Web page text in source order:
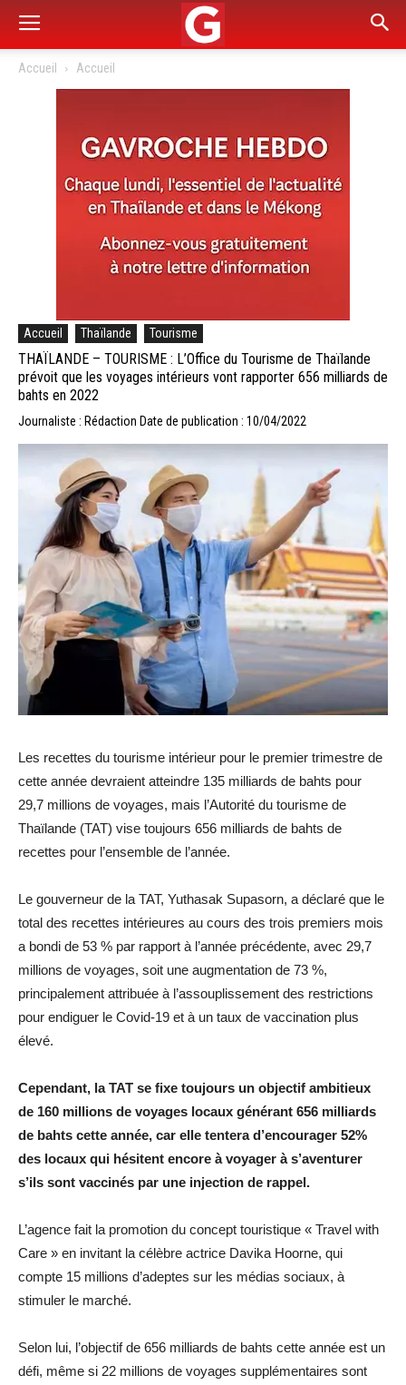
Accueil Accueil
Accueil Thaïlande Tourisme
THAÏLANDE – TOURISME : L’Office du Tourisme de Thaïlande
prévoit que les voyages intérieurs vont rapporter 656 milliards de
bahts en 2022
Journaliste : Rédaction Date de publication : 10/04/2022
Les recettes du tourisme intérieur pour le premier trimestre de
cette année devraient atteindre 135 milliards de bahts pour
29,7 millions de voyages, mais l’Autorité du tourisme de
Thaïlande (TAT) vise toujours 656 milliards de bahts de
recettes pour l’ensemble de l’année.
Le gouverneur de la TAT, Yuthasak Supasorn, a déclaré que le
total des recettes intérieures au cours des trois premiers mois
a bondi de 53 % par rapport à l’année précédente, avec 29,7
millions de voyages, soit une augmentation de 73 %,
principalement attribuée à l’assouplissement des restrictions
pour endiguer le Covid-19 et à un taux de vaccination plus
élevé.
Cependant, la TAT se fixe toujours un objectif ambitieux
de 160 millions de voyages locaux générant 656 milliards
de bahts cette année, car elle tentera d’encourager 52%
des locaux qui hésitent encore à voyager à s’aventurer
s’ils sont vaccinés par une injection de rappel.
L’agence fait la promotion du concept touristique « Travel with
Care » en invitant la célèbre actrice Davika Hoorne, qui
compte 15 millions d’adeptes sur les médias sociaux, à
stimuler le marché.
Selon lui, l’objectif de 656 milliards de bahts cette année est un
défi, même si 22 millions de voyages supplémentaires sont